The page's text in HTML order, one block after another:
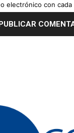
electrónico con